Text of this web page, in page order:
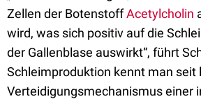
Zellen der BotenstoffAcetylcholin
wird, was sich positiv auf die
der Gallenblase auswirkt“, führt
Schleimproduktion kennt man seit
Verteidigungsmechanismus einer